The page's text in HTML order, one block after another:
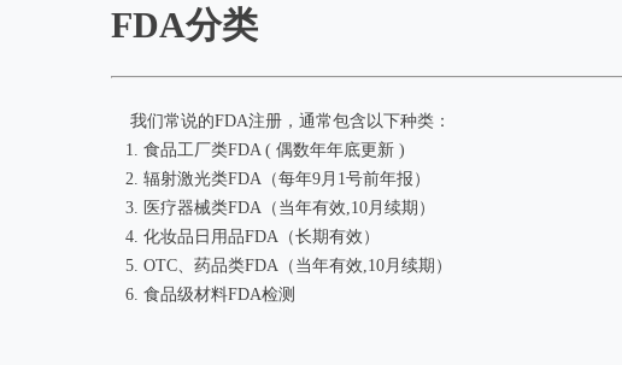
FDA分类
我们常说的FDA注册，通常包含以下种类：
1. 食品工厂类FDA ( 偶数年年底更新 )
2. 辐射激光类FDA（每年9月1号前年报）
3. 医疗器械类FDA（当年有效,10月续期）
4. 化妆品日用品FDA（长期有效）
5. OTC、药品类FDA（当年有效,10月续期）
6. 食品级材料FDA检测